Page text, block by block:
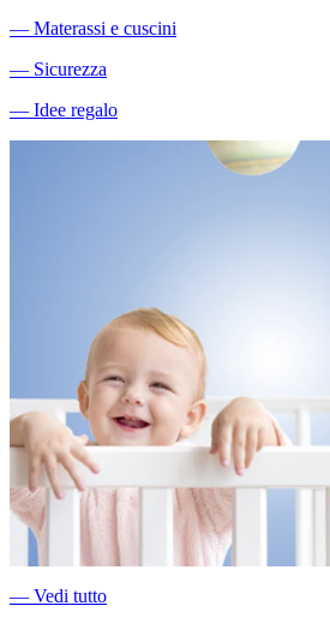
― Materassi e cuscini
― Sicurezza
― Idee regalo
― Vedi tutto